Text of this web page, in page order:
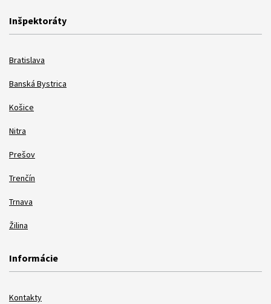
Inšpektoráty
Bratislava
Banská Bystrica
Košice
Nitra
Prešov
Trenčín
Trnava
Žilina
Informácie
Kontakty